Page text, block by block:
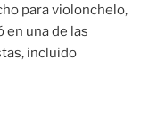
para violonchelo,
una de las
incluido